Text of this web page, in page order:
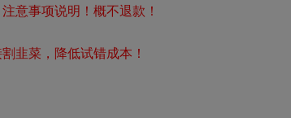
意事项说明！概不退款！
韭菜，降低试错成本！